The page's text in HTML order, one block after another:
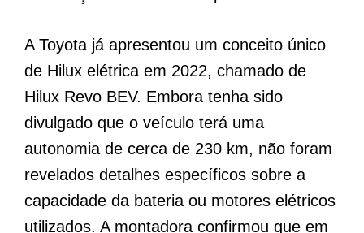
A Toyota já apresentou um conceito único
de Hilux elétrica em 2022, chamado de
Hilux Revo BEV. Embora tenha sido
divulgado que o veículo terá uma
autonomia de cerca de 230 km, não foram
revelados detalhes específicos sobre a
capacidade da bateria ou motores elétricos
utilizados. A montadora confirmou que em